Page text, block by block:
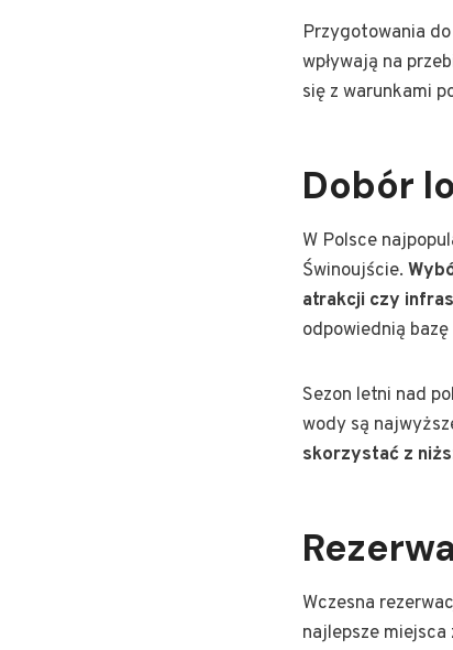
Przygotowania
wpływają na
się z warunkami
Dobór
W Polsce
Świnoujście.
atrakcji czy
odpowiednią
Sezon letni nad
wody są
skorzystać z
Wczesna
najlepsze